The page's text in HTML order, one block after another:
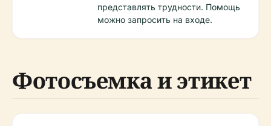
представлять трудности. Помощь
можно запросить на входе.
Фотосъемка и этикет